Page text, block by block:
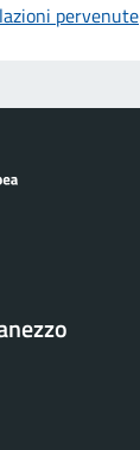
pervenute